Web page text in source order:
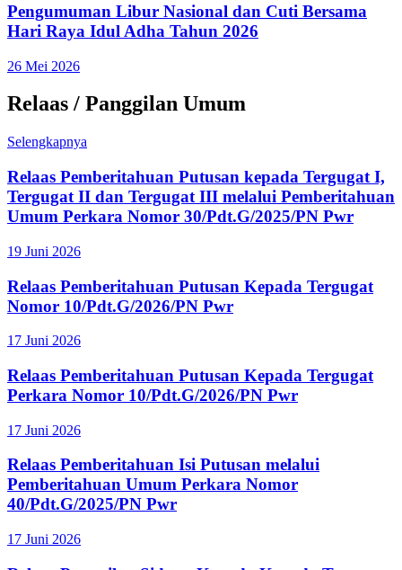
Pengumuman Libur Nasional dan Cuti Bersama
Hari Raya Idul Adha Tahun 2026
26 Mei 2026
Relaas / Panggilan Umum
Selengkapnya
Relaas Pemberitahuan Putusan kepada Tergugat I,
Tergugat II dan Tergugat III melalui Pemberitahuan
Umum Perkara Nomor 30/Pdt.G/2025/PN Pwr
19 Juni 2026
Relaas Pemberitahuan Putusan Kepada Tergugat
Nomor 10/Pdt.G/2026/PN Pwr
17 Juni 2026
Relaas Pemberitahuan Putusan Kepada Tergugat
Perkara Nomor 10/Pdt.G/2026/PN Pwr
17 Juni 2026
Relaas Pemberitahuan Isi Putusan melalui
Pemberitahuan Umum Perkara Nomor
40/Pdt.G/2025/PN Pwr
17 Juni 2026